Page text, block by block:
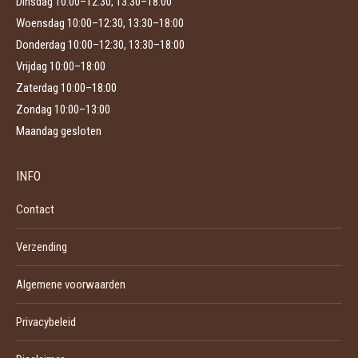
Woensdag 10:00–12:30, 13:30–18:00
Donderdag 10:00–12:30, 13:30–18:00
Vrijdag 10:00–18:00
Zaterdag 10:00–18:00
Zondag 10:00–13:00
Maandag gesloten
INFO
Contact
Verzending
Algemene voorwaarden
Privacybeleid